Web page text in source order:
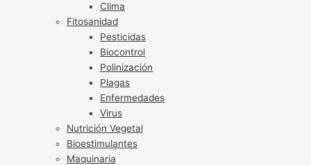
Clima
Fitosanidad
Pesticidas
Biocontrol
Polinización
Plagas
Enfermedades
Virus
Nutrición Vegetal
Bioestimulantes
Maquinaria